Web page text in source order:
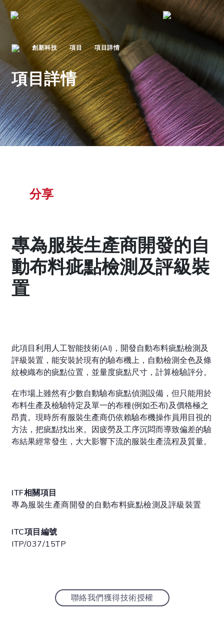
創新科技 項目 項目詳情
項目詳情
分享
專為服裝生產商開發的自
動布料疵點檢測及評級裝
置
此項目利用人工智能技術(AI)，開發自動布料疵點檢測及
評級裝置，能安裝於現有的驗布機上，自動檢測全色及條
紋梭織布的疵點位置，並量度疵點尺寸，計算檢驗評分。
在巿場上雖然有少數自動驗布疵點偵測設備，但只能用於
布料生產及檢驗特定及單一的布種(例如丕布)及價格極之
昂貴。現時所有服裝生產商仍依賴驗布機操作員用目視的
方法，把疵點找出來。因疲勞及工序沉悶而導致偏差的驗
布結果經常發生，大大影響下流的服裝生產流程及質量。
ITF相關項目
專為服裝生產商開發的自動布料疵點檢測及評級裝置
ITC項目編號
ITP/037/15TP
聯絡我們獲得技術授權